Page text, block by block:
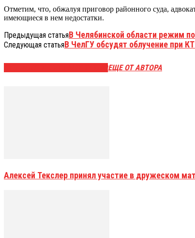
Отметим, что, обжалуя приговор районного суда,
имеющиеся в нем недостатки.
Предыдущая статьяВ Челябинской области режим
Следующая статьяВ ЧелГУ обсудят облучение при
ЕЩЕ ОТ АВТОРА
Алексей Текслер принял участие в дружеском